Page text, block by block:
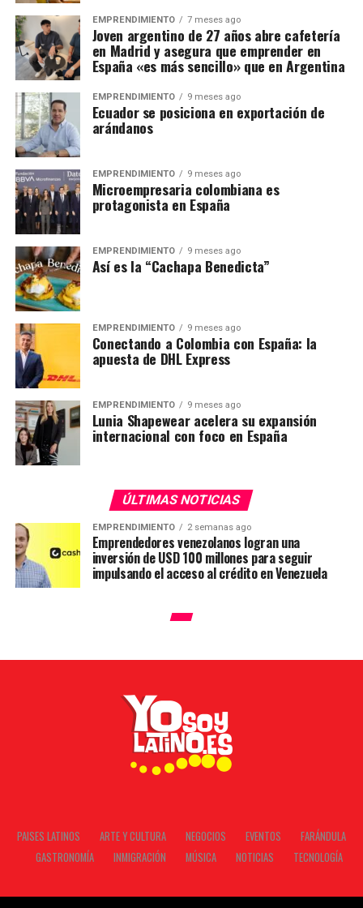
EMPRENDIMIENTO 7 meses ago
Joven argentino de 27 años abre cafetería
en Madrid y asegura que emprender en
España «es más sencillo» que en Argentina
EMPRENDIMIENTO 9 meses ago
Ecuador se posiciona en exportación de
arándanos
EMPRENDIMIENTO 9 meses ago
Microempresaria colombiana es
protagonista en España
EMPRENDIMIENTO 9 meses ago
Así es la “Cachapa Benedicta”
EMPRENDIMIENTO 9 meses ago
Conectando a Colombia con España: la
apuesta de DHL Express
EMPRENDIMIENTO 9 meses ago
Lunia Shapewear acelera su expansión
internacional con foco en España
ÚLTIMAS NOTICIAS
EMPRENDIMIENTO 2 semanas ago
Emprendedores venezolanos logran una
inversión de USD 100 millones para seguir
impulsando el acceso al crédito en Venezuela
PAISES LATINOS ARTE Y CULTURA NEGOCIOS EVENTOS
FARÁNDULA
GASTRONOMÍA
INMIGRACIÓN MÚSICA NOTICIAS TECNOLOGÍA